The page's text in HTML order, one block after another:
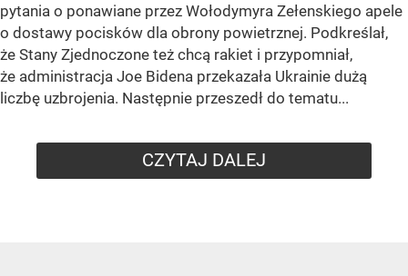
pytania o ponawiane przez Wołodymyra Zełenskiego apele
o dostawy pocisków dla obrony powietrznej. Podkreślał,
że Stany Zjednoczone też chcą rakiet i przypomniał,
że administracja Joe Bidena przekazała Ukrainie dużą
liczbę uzbrojenia. Następnie przeszedł do tematu...
CZYTAJ DALEJ